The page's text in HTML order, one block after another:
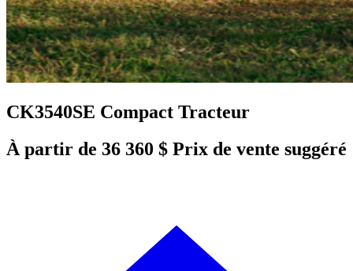
CK3540SE Compact Tracteur
À partir de 36 360 $ Prix de vente suggéré